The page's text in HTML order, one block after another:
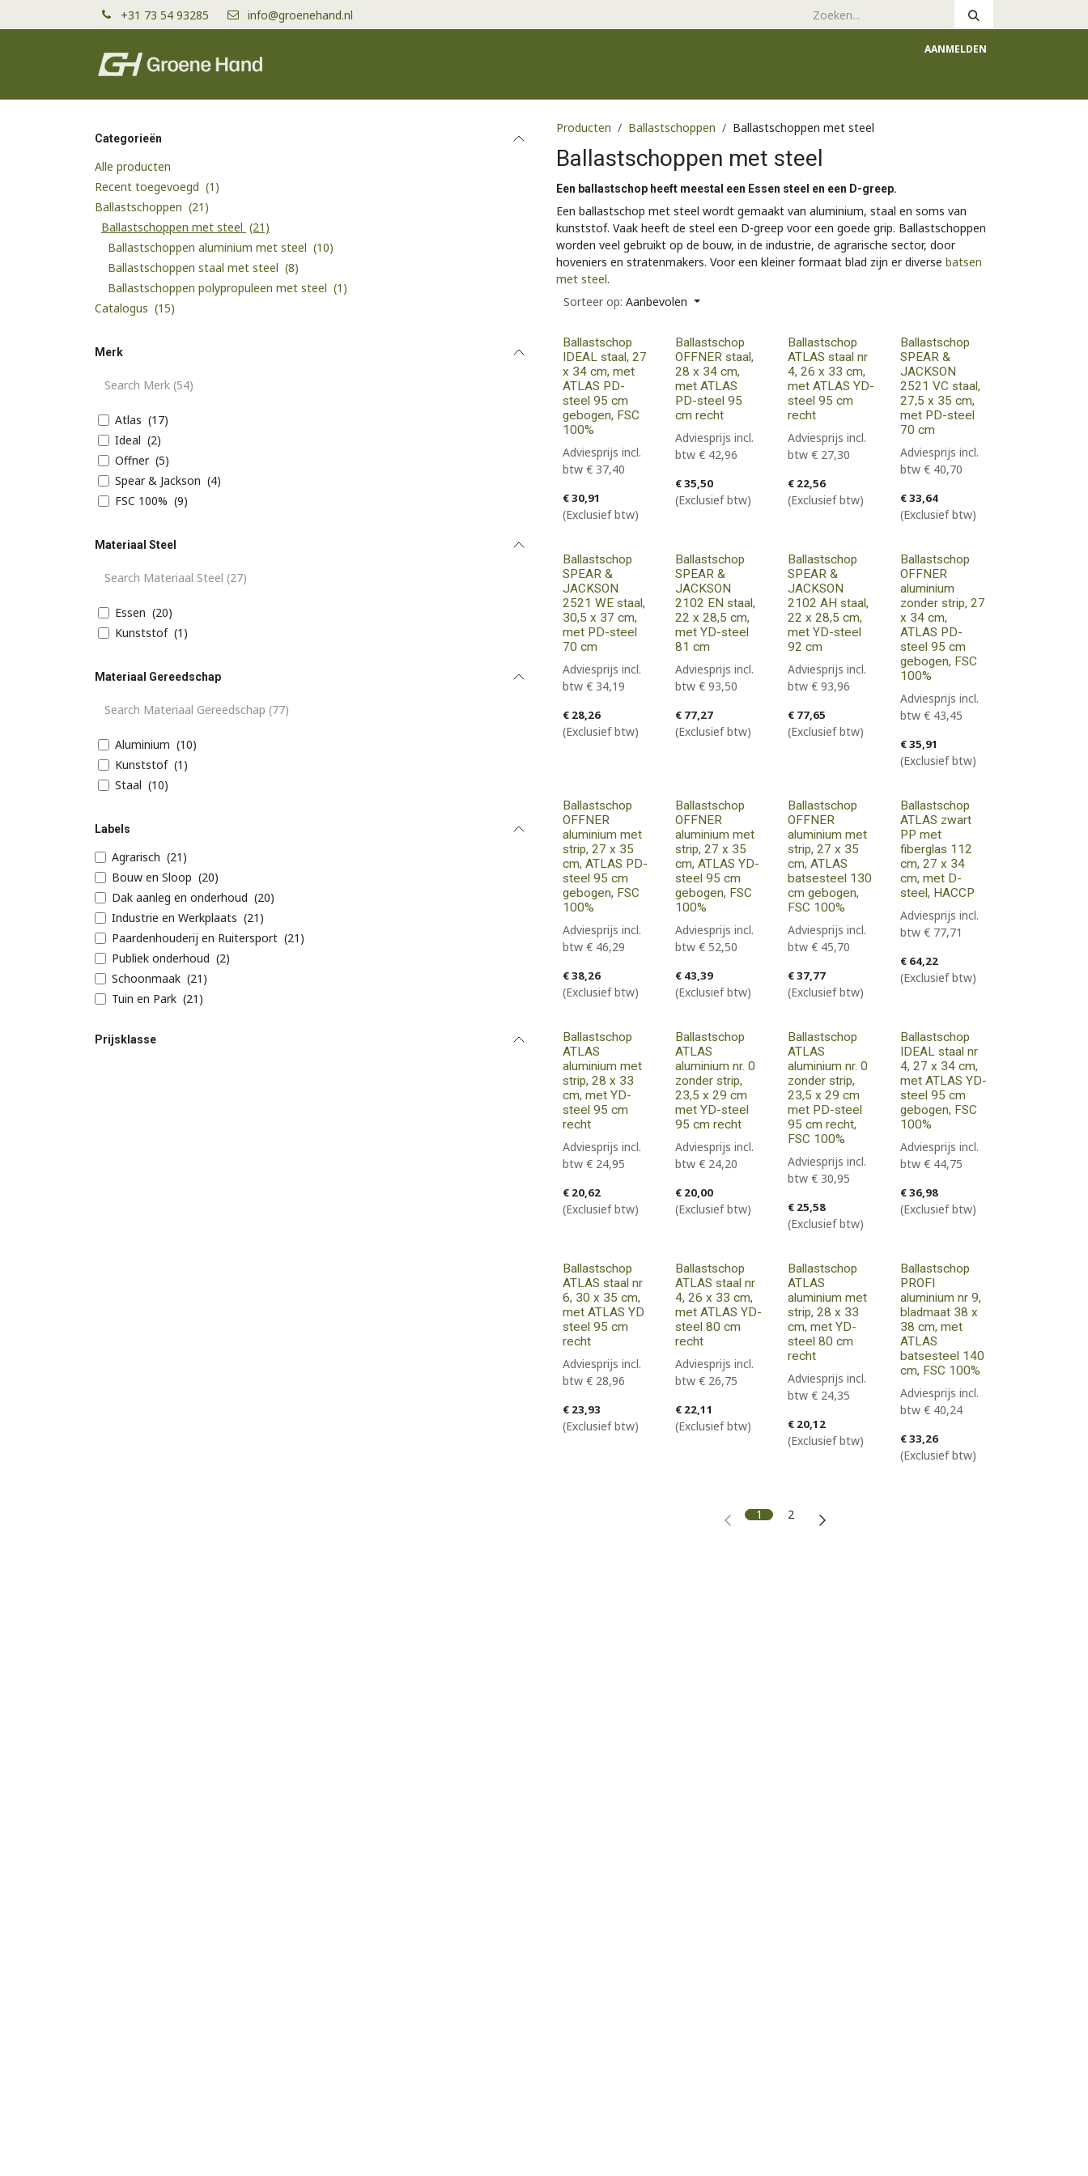
Overslaan naar inhoud +31 73 54 93285 info@groenehand.nl
AANMELDEN
Categorieën
Alle producten
Recent toegevoegd (1)
Ballastschoppen (21)
Ballastschoppen met steel (21)
Ballastschoppen aluminium met steel (10)
Ballastschoppen staal met steel (8)
Ballastschoppen polypropuleen met steel (1)
Catalogus (15)
Merk
Atlas (17)
Ideal (2)
Offner (5)
Spear & Jackson (4)
FSC 100% (9)
Materiaal Steel
Essen (20)
Kunststof (1)
Materiaal Gereedschap
Aluminium (10)
Kunststof (1)
Staal (10)
Labels
Agrarisch (21)
Bouw en Sloop (20)
Dak aanleg en onderhoud (20)
Industrie en Werkplaats (21)
Paardenhouderij en Ruitersport (21)
Publiek onderhoud (2)
Schoonmaak (21)
Tuin en Park (21)
Prijsklasse
Producten Ballastschoppen Ballastschoppen met steel
Ballastschoppen met steel
Een ballastschop heeft meestal een Essen steel en een D-greep.
Een ballastschop met steel wordt gemaakt van aluminium, staal en soms van
kunststof. Vaak heeft de steel een D-greep voor een goede grip. Ballastschoppen
worden veel gebruikt op de bouw, in de industrie, de agrarische sector, door
hoveniers en stratenmakers. Voor een kleiner formaat blad zijn er diverse batsen
met steel.
Sorteer op: Aanbevolen
Ballastschop
IDEAL staal, 27
x 34 cm, met
ATLAS PD-
steel 95 cm
gebogen, FSC
100%
€30,91
(Exclusief btw)
Adviesprijs incl.
btw € 37,40
Ballastschop
OFFNER staal,
28 x 34 cm,
met ATLAS
PD-steel 95
cm recht
€35,50
(Exclusief btw)
Adviesprijs incl.
btw € 42,96
Ballastschop
ATLAS staal nr
4, 26 x 33 cm,
met ATLAS YD-
steel 95 cm
recht
€ 22,56
(Exclusief btw)
Adviesprijs incl.
btw € 27,30
Ballastschop
SPEAR &
JACKSON
2521 VC staal,
27,5 x 35 cm,
met PD-steel
70 cm
€33,64
(Exclusief btw)
Adviesprijs incl.
btw € 40,70
Ballastschop
SPEAR &
JACKSON
2521 WE staal,
30,5 x 37 cm,
met PD-steel
70 cm
€ 28,26
(Exclusief btw)
Adviesprijs incl.
btw € 34,19
Ballastschop
SPEAR &
JACKSON
2102 EN staal,
22 x 28,5 cm,
met YD-steel
81 cm
€ 77,27
(Exclusief btw)
Adviesprijs incl.
btw € 93,50
Ballastschop
SPEAR &
JACKSON
2102 AH staal,
22 x 28,5 cm,
met YD-steel
92 cm
€ 77,65
(Exclusief btw)
Adviesprijs incl.
btw € 93,96
Ballastschop
OFFNER
aluminium
zonder strip, 27
x 34 cm,
ATLAS PD-
steel 95 cm
gebogen, FSC
100%
€35,91
(Exclusief btw)
Adviesprijs incl.
btw € 43,45
Ballastschop
OFFNER
aluminium met
strip, 27 x 35
cm, ATLAS PD-
steel 95 cm
gebogen, FSC
100%
€38,26
(Exclusief btw)
Adviesprijs incl.
btw € 46,29
Ballastschop
OFFNER
aluminium met
strip, 27 x 35
cm, ATLAS YD-
steel 95 cm
gebogen, FSC
100%
€ 43,39
(Exclusief btw)
Adviesprijs incl.
btw € 52,50
Ballastschop
OFFNER
aluminium met
strip, 27 x 35
cm, ATLAS
batsesteel 130
cm gebogen,
FSC 100%
€37,77
(Exclusief btw)
Adviesprijs incl.
btw € 45,70
Ballastschop
ATLAS zwart
PP met
fiberglas 112
cm, 27 x 34
cm, met D-
steel, HACCP
€ 64,22
(Exclusief btw)
Adviesprijs incl.
btw € 77,71
Ballastschop
ATLAS
aluminium met
strip, 28 x 33
cm, met YD-
steel 95 cm
recht
€ 20,62
(Exclusief btw)
Adviesprijs incl.
btw € 24,95
Ballastschop
ATLAS
aluminium nr. 0
zonder strip,
23,5 x 29 cm
met YD-steel
95 cm recht
€ 20,00
(Exclusief btw)
Adviesprijs incl.
btw € 24,20
Ballastschop
ATLAS
aluminium nr. 0
zonder strip,
23,5 x 29 cm
met PD-steel
95 cm recht,
FSC 100%
€ 25,58
(Exclusief btw)
Adviesprijs incl.
btw € 30,95
Ballastschop
IDEAL staal nr
4, 27 x 34 cm,
met ATLAS YD-
steel 95 cm
gebogen, FSC
100%
€36,98
(Exclusief btw)
Adviesprijs incl.
btw € 44,75
Ballastschop
ATLAS staal nr
6, 30 x 35 cm,
met ATLAS YD
steel 95 cm
recht
€ 23,93
(Exclusief btw)
Adviesprijs incl.
btw € 28,96
Ballastschop
ATLAS staal nr
4, 26 x 33 cm,
met ATLAS YD-
steel 80 cm
recht
€ 22,11
(Exclusief btw)
Adviesprijs incl.
btw € 26,75
Ballastschop
ATLAS
aluminium met
strip, 28 x 33
cm, met YD-
steel 80 cm
recht
€ 20,12
(Exclusief btw)
Adviesprijs incl.
btw € 24,35
Ballastschop
PROFI
aluminium nr 9,
bladmaat 38 x
38 cm, met
ATLAS
batsesteel 140
cm, FSC 100%
€33,26
(Exclusief btw)
Adviesprijs incl.
btw € 40,24
1 2